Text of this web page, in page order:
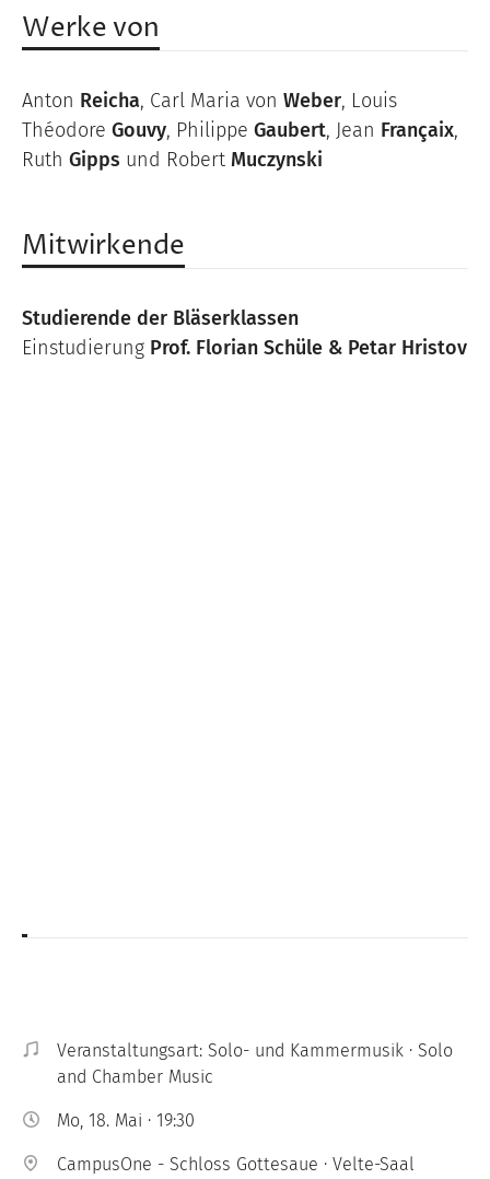
Werke von
Anton Reicha, Carl Maria von Weber, Louis
Théodore Gouvy, Philippe Gaubert, Jean Françaix,
Ruth Gipps und Robert Muczynski
Mitwirkende
Studierende der Bläserklassen
Einstudierung Prof. Florian Schüle & Petar Hristov
Veranstaltungsart: Solo- und Kammermusik · Solo
and Chamber Music
Mo, 18. Mai · 19:30
CampusOne - Schloss Gottesaue · Velte-Saal